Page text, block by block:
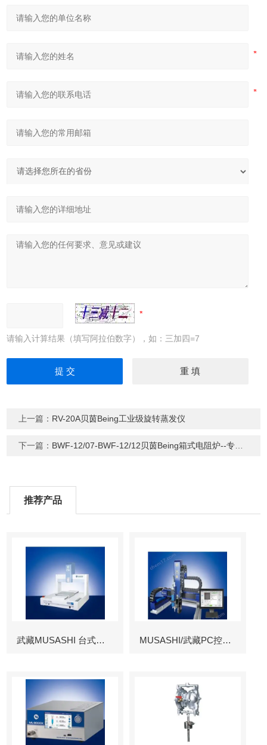
请输入计算结果（填写阿拉伯数字），如：三加四=7
上一篇： RV-20A贝茵Being工业级旋转蒸发仪
下一篇： BWF-12/07-BWF-12/12贝茵Being箱式电阻炉--专业型
推荐产品
武藏MUSASHI 台式涂布机械臂 MUSASHI/武藏PC控制图像识别机械臂